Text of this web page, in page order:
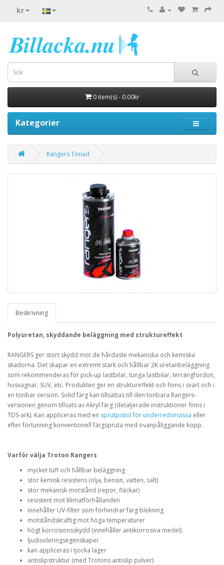
kr
0 item(s) - 0.00kr
Kategorier
Rangers Tonad
Beskrivning
Polyuretan, skyddande beläggning med struktureffekt
RANGERS ger stort skydd mot de hårdaste mekaniska och kemiska
skadorna. Det skapar en extremt stark och hållbar 2K uretanbeläggning
som rekommenderas för pick-up lastbilar, tunga lastbilar, terrängfordon,
husvagnar, SUV, etc. Produkten ger en struktureffekt och finns i svart och i
en tonbar version. Solid färg kan tillsättas till den tonbara Rangers-
versionen genom tillsats av Akryl färg (detaljerade instruktioner finns i
TDS-ark). Kan appliceras med en sprutpistol för underredsmassa eller
efter förtunning konventionell färgspruta med ovanpåliggande kopp.
Varför välja Troton Rangers
mycket tuff och hållbar beläggning
stor kemisk resistens (olja, bensin, vatten, salt)
stor mekanisk motstånd (repor, fläckar)
resistent mot klimatförhållanden
innehåller UV-filter som förhindrar färg blekning
motståndskraftig mot höga temperaturer
högt korrosionsskydd (innehåller antikorrosiva medel).
ljudisoleringsegenskaper
kan appliceras i tjocka lager
antislipstruktur (med Trotons antislip pulver)